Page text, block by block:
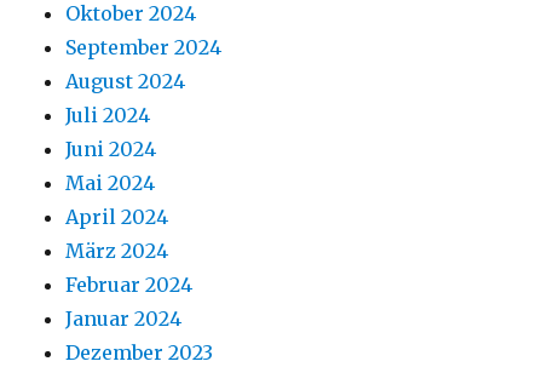
Oktober 2024
September 2024
August 2024
Juli 2024
Juni 2024
Mai 2024
April 2024
März 2024
Februar 2024
Januar 2024
Dezember 2023